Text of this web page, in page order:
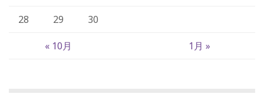
« 10月 1月 »
28 29 30